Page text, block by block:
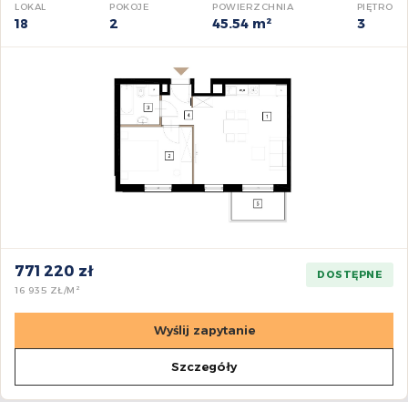
LOKAL
18
POKOJE
2
POWIERZCHNIA
45.54 m²
PIĘTRO
3
771 220 zł
16 935 ZŁ/M²
DOSTĘPNE
Wyślij zapytanie
Szczegóły